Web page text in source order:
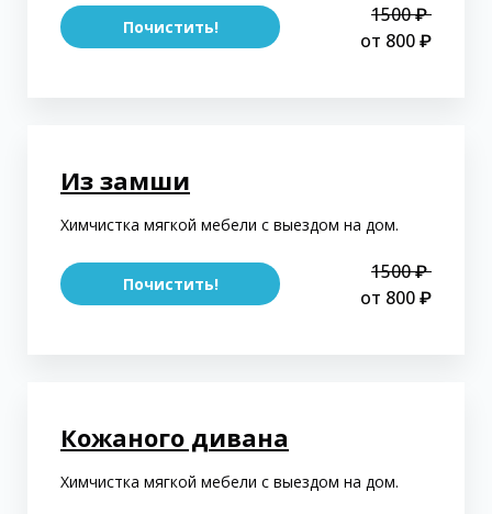
Почистить!
1500 ₽
от 800 ₽
Из замши
Химчистка мягкой мебели с выездом на дом.
Почистить!
1500 ₽
от 800 ₽
Кожаного дивана
Химчистка мягкой мебели с выездом на дом.